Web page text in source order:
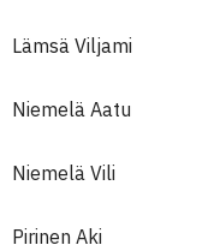
Lämsä Viljami
Niemelä Aatu
Niemelä Vili
Pirinen Aki